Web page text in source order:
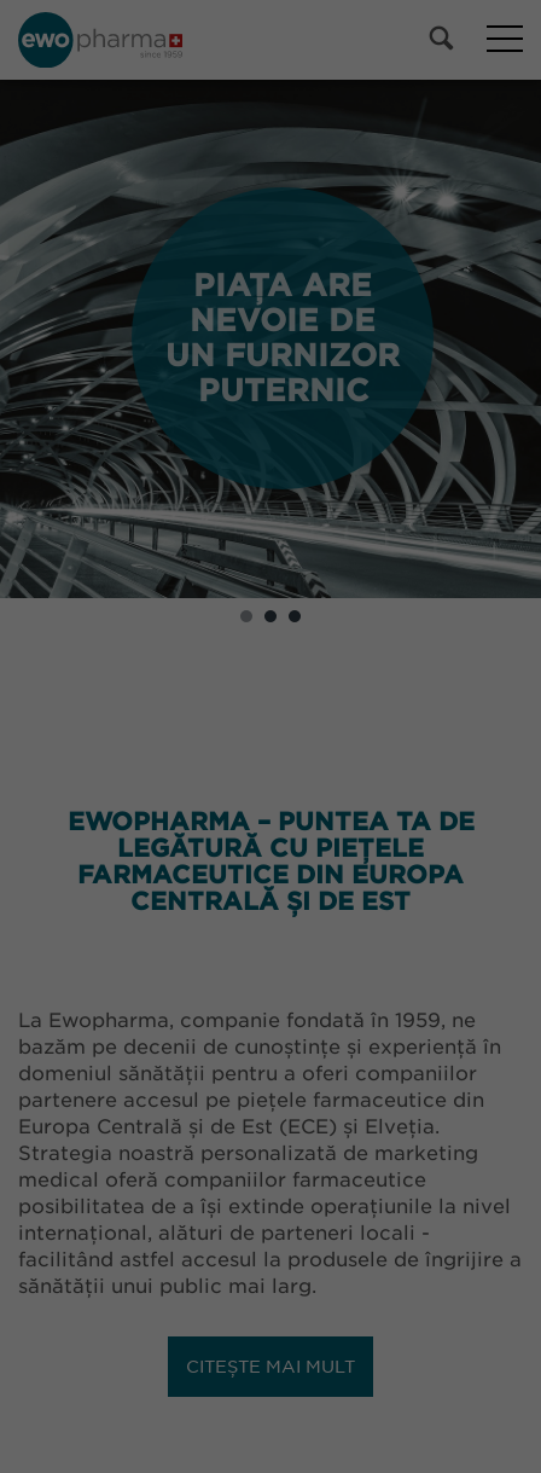
PIAȚA ARE
NEVOIE DE
UN FURNIZOR
PUTERNIC
PIAȚA ARE
NEVOIE DE
UN FURNIZOR
PUTERNIC
EWOPHARMA – PUNTEA TA DE
LEGĂTURĂ CU PIEȚELE
FARMACEUTICE DIN EUROPA
CENTRALĂ ȘI DE EST
La Ewopharma, companie fondată în 1959, ne
bazăm pe decenii de cunoștințe și experiență în
domeniul sănătății pentru a oferi companiilor
partenere accesul pe piețele farmaceutice din
Europa Centrală și de Est (ECE) și Elveția.
Strategia noastră personalizată de marketing
medical oferă companiilor farmaceutice
posibilitatea de a își extinde operațiunile la nivel
internațional, alături de parteneri locali -
facilitând astfel accesul la produsele de îngrijire a
sănătății unui public mai larg.
CITEȘTE MAI MULT